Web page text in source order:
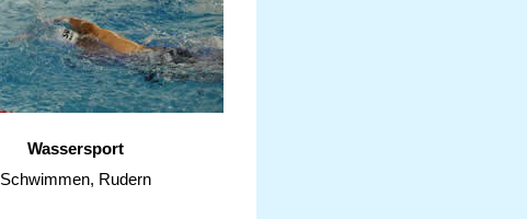
Wassersport
Schwimmen, Rudern